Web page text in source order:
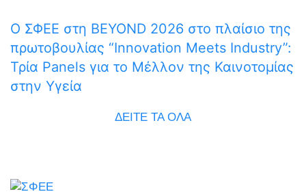
Ο ΣΦΕΕ στη BEYOND 2026 στο πλαίσιο της
πρωτοβουλίας “Innovation Meets Industry”:
Τρία Panels για το Μέλλον της Καινοτομίας
στην Υγεία
ΔΕΙΤΕ ΤΑ ΟΛΑ